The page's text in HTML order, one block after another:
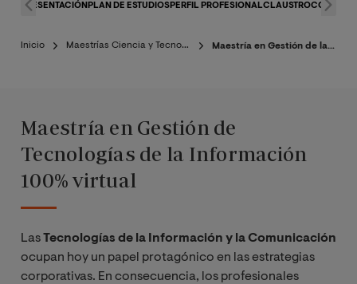
PRESENTACIÓN PLAN DE ESTUDIOSPERFIL PROFESIONALCLAUSTRO
Inicio Maestrías Ciencia y Tecnología Maestría en Gestión de las TIC
Maestría en Gestión de
Tecnologías de la Información
100% virtual
LasTecnologías de la Información y la Comunicación
ocupan hoy un papel protagónico en las estrategias
corporativas. En consecuencia, los profesionales